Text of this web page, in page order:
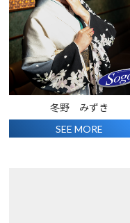
冬野 みずき
SEE MORE